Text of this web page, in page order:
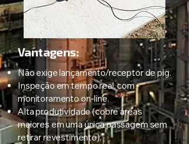
Vantagens:
Não exige lançamento/receptor de pig.
Inspeção em tempo real, com
monitoramento on-line.
Alta produtividade (cobre áreas
maiores em uma única passagem sem
retirar revestimento).